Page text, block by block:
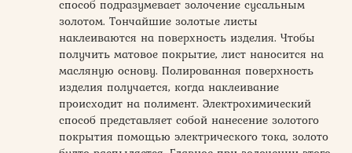
способ подразумевает золочение сусальным
золотом. Тончайшие золотые листы
наклеиваются на поверхность изделия. Чтобы
получить матовое покрытие, лист наносится на
масляную основу. Полированная поверхность
изделия получается, когда наклеивание
происходит на полимент. Электрохимический
способ представляет собой нанесение золотого
покрытия помощью электрического тока, золото